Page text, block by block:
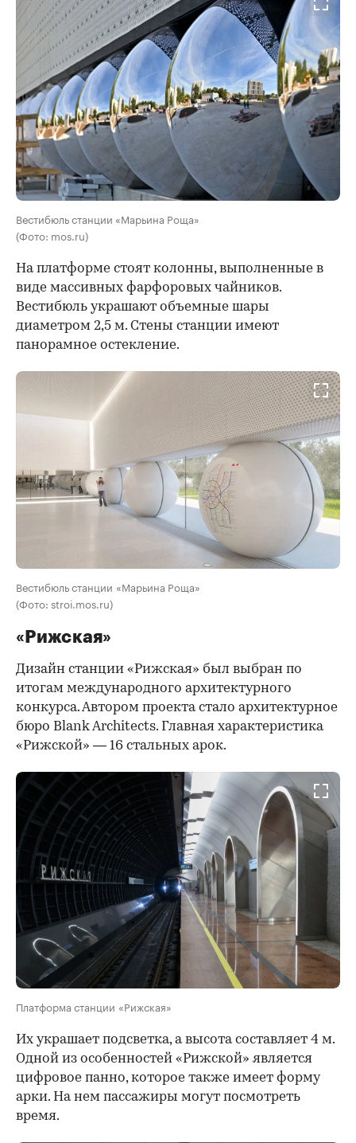
Вестибюль станции «Марьина Роща»
(Фото: mos.ru)
На платформе стоят колонны, выполненные в
виде массивных фарфоровых чайников.
Вестибюль украшают объемные шары
диаметром 2,5 м. Стены станции имеют
панорамное остекление.
Вестибюль станции «Марьина Роща»
(Фото: stroi.mos.ru)
«Рижская»
Дизайн станции «Рижская» был выбран по
итогам международного архитектурного
конкурса. Автором проекта стало архитектурное
бюро Blank Architects. Главная характеристика
«Рижской» — 16 стальных арок.
Платформа станции «Рижская»
Их украшает подсветка, а высота составляет 4 м.
Одной из особенностей «Рижской» является
цифровое панно, которое также имеет форму
арки. На нем пассажиры могут посмотреть
время.